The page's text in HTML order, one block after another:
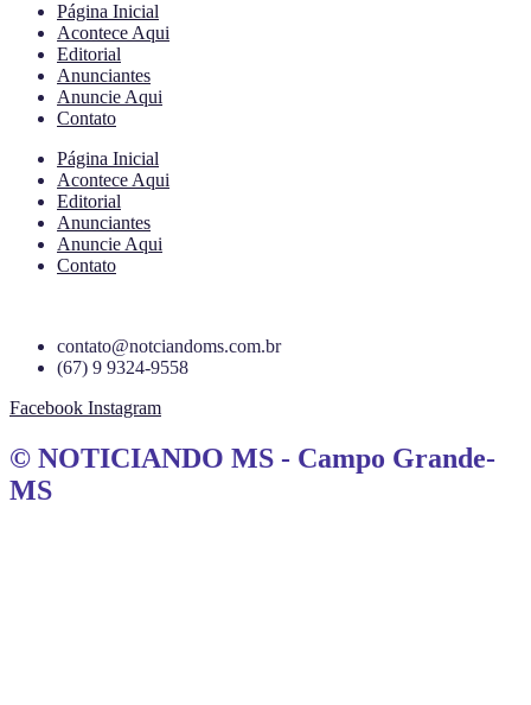
Página Inicial
Acontece Aqui
Editorial
Anunciantes
Anuncie Aqui
Contato
Página Inicial
Acontece Aqui
Editorial
Anunciantes
Anuncie Aqui
Contato
contato@notciandoms.com.br
(67) 9 9324-9558
Facebook Instagram
© NOTICIANDO MS - Campo Grande-
MS